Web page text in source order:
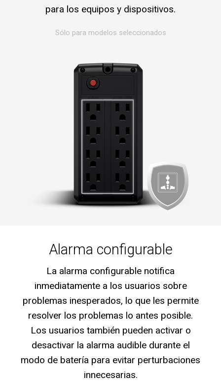
para los equipos y dispositivos.
Sólo para modelos seleccionados
Alarma configurable
La alarma configurable notifica
inmediatamente a los usuarios sobre
problemas inesperados, lo que les permite
resolver los problemas lo antes posible.
Los usuarios también pueden activar o
desactivar la alarma audible durante el
modo de batería para evitar perturbaciones
innecesarias.